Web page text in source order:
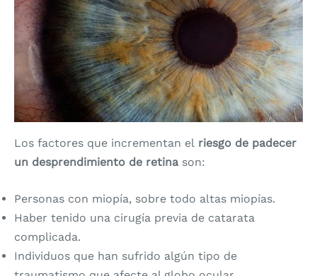
Los factores que incrementan el riesgo de padecer
un desprendimiento de retinason:
Personas con miopía, sobre todo altas miopías.
Haber tenido una cirugía previa de catarata
complicada.
Individuos que han sufrido algún tipo de